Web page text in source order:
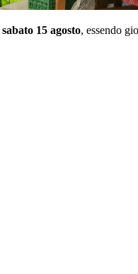
sabato 15 agosto, essendo